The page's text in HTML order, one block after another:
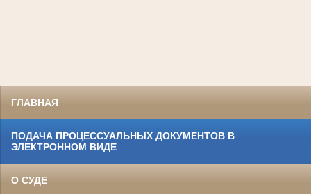
ГЛАВНАЯ
ПОДАЧА ПРОЦЕССУАЛЬНЫХ ДОКУМЕНТОВ В
ЭЛЕКТРОННОМ ВИДЕ
О СУДЕ